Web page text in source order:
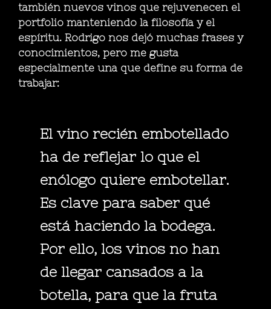
también nuevos vinos que rejuvenecen el
portfolio manteniendo la filosofía y el
espíritu. Rodrigo nos dejó muchas frases y
conocimientos, pero me gusta
especialmente una que define su forma de
trabajar:
El vino recién embotellado
ha de reflejar lo que el
enólogo quiere embotellar.
Es clave para saber qué
está haciendo la bodega.
Por ello, los vinos no han
de llegar cansados a la
botella, para que la fruta